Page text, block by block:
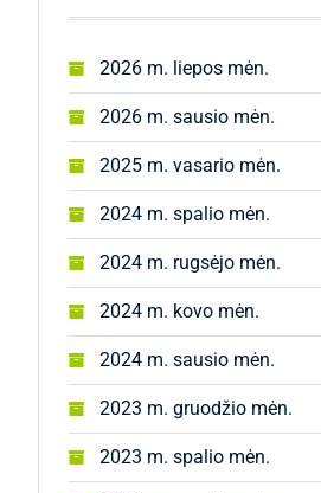
2026 m. liepos mėn.
2026 m. sausio mėn.
2025 m. vasario mėn.
2024 m. spalio mėn.
2024 m. rugsėjo mėn.
2024 m. kovo mėn.
2024 m. sausio mėn.
2023 m. gruodžio mėn.
2023 m. spalio mėn.